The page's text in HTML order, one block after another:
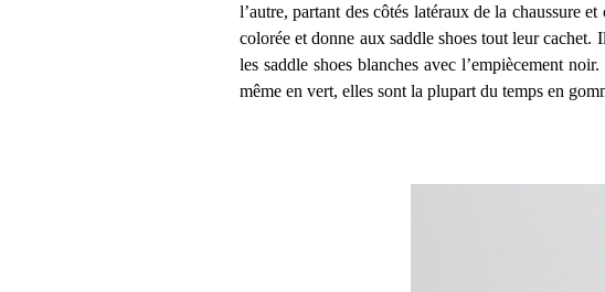
l’autre, partant des côtés latéraux de la chaussure
colorée et donne aux saddle shoes tout leur cachet.
les saddle shoes blanches avec l’empiècement
même en vert, elles sont la plupart du temps en